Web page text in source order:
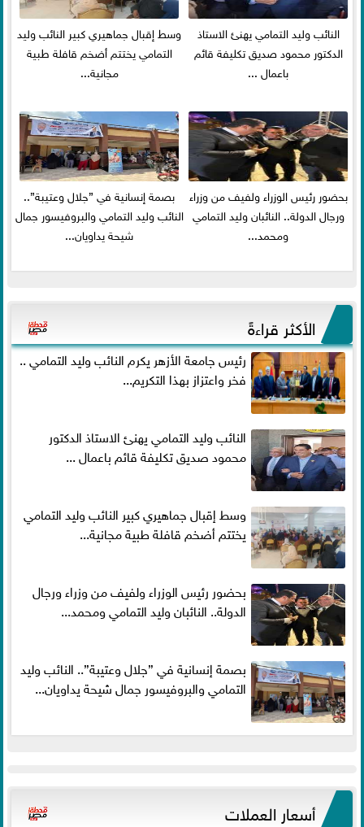
النائب وليد التمامي يهنئ الاستاذ
الدكتور محمود صديق تكليفة قائم
باعمال ...
وسط إقبال جماهيري كبير النائب وليد
التمامي يختتم أضخم قافلة طبية
مجانية...
بحضور رئيس الوزراء ولفيف من وزراء
ورجال الدولة.. النائبان وليد التمامي
ومحمد...
بصمة إنسانية في ”جلال وعتيبة”..
النائب وليد التمامي والبروفيسور جمال
شيحة يداويان...
الأكثر قراءةً
رئيس جامعة الأزهر يكرم النائب وليد التمامي ..
فخر واعتزاز بهذا التكريم...
النائب وليد التمامي يهنئ الاستاذ الدكتور
محمود صديق تكليفة قائم باعمال ...
وسط إقبال جماهيري كبير النائب وليد التمامي
يختتم أضخم قافلة طبية مجانية...
بحضور رئيس الوزراء ولفيف من وزراء ورجال
الدولة.. النائبان وليد التمامي ومحمد...
بصمة إنسانية في ”جلال وعتيبة”.. النائب وليد
التمامي والبروفيسور جمال شيحة يداويان...
أسعار العملات